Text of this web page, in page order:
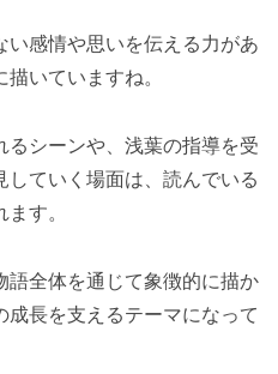
感情や思いを伝える力があ
いていますね。
シーンや、浅葉の指導を受
ていく場面は、読んでいる
す。
全体を通じて象徴的に描か
長を支えるテーマになって